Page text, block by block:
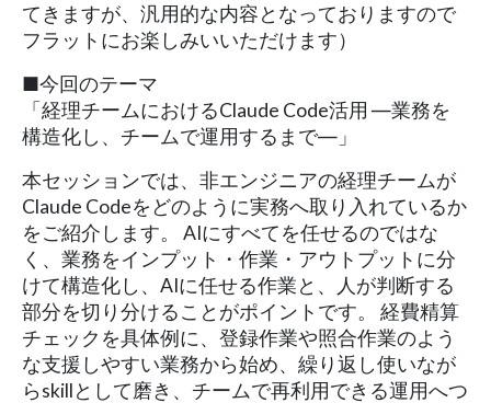
てきますが、汎用的な内容となっておりますので
フラットにお楽しみいいただけます）
■今回のテーマ
「経理チームにおけるClaude Code活用 ―業務を
構造化し、チームで運用するまで―」
本セッションでは、非エンジニアの経理チームが
Claude Codeをどのように実務へ取り入れているか
をご紹介します。 AIにすべてを任せるのではな
く、業務をインプット・作業・アウトプットに分
けて構造化し、AIに任せる作業と、人が判断する
部分を切り分けることがポイントです。 経費精算
チェックを具体例に、登録作業や照合作業のよう
な支援しやすい業務から始め、繰り返し使いなが
らskillとして磨き、チームで再利用できる運用へつ